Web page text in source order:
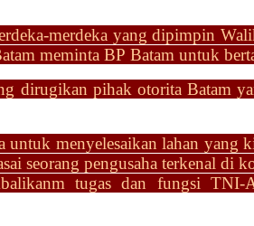
merdeka yang dipimpin
meminta BP Batam untuk
dirugikan pihak otorita Batam
untuk menyelesaikan lahan yang
seorang pengusaha terkenal di
tugas dan fungsi TNI-